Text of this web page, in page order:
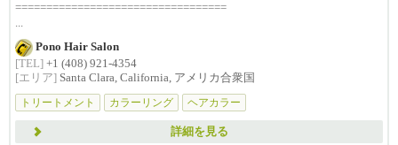
==================================
...
Pono Hair Salon
[TEL] +1 (408) 921-4354
[エリア] Santa Clara, California, アメリカ合衆国
トリートメント
カラーリング ヘアカラー
詳細を見る